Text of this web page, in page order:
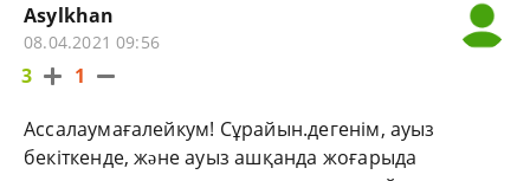
Asylkhan
08.04.2021 09:56
3 1
Ассалаумағалейкум! Сұрайын.дегенім, ауыз
бекіткенде, жəне ауыз ашқанда жоғарыда